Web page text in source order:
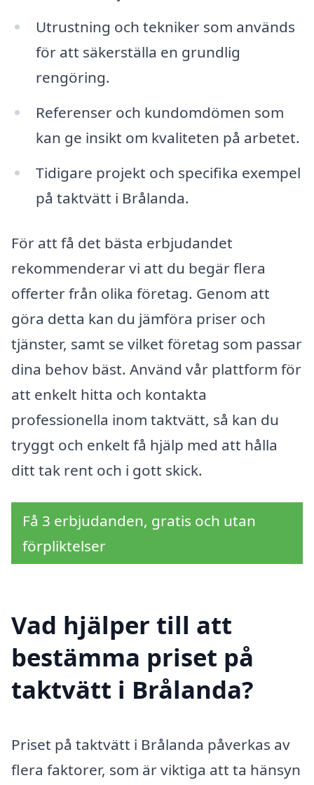
Utrustning och tekniker som används
för att säkerställa en grundlig
rengöring.
Referenser och kundomdömen som
kan ge insikt om kvaliteten på arbetet.
Tidigare projekt och specifika exempel
på taktvätt i Brålanda.
För att få det bästa erbjudandet
rekommenderar vi att du begär flera
offerter från olika företag. Genom att
göra detta kan du jämföra priser och
tjänster, samt se vilket företag som passar
dina behov bäst. Använd vår plattform för
att enkelt hitta och kontakta
professionella inom taktvätt, så kan du
tryggt och enkelt få hjälp med att hålla
ditt tak rent och i gott skick.
Få 3 erbjudanden, gratis och utan
förpliktelser
Vad hjälper till att
bestämma priset på
taktvätt i Brålanda?
Priset på taktvätt i Brålanda påverkas av
flera faktorer, som är viktiga att ta hänsyn